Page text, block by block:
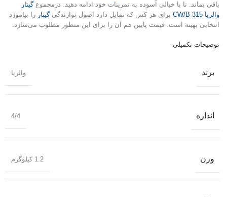
باقی بماند. تا با خیالی آسوده به تمرینات خود ادامه دهید. درمجموعگیتار
والریا 315 CW/B
برای هر کس که تمایل دارد اصول نوازندگیگیتار را بیاموزد
انتخابی بهینه است. قیمت پایین هم آن را برای این منظور مطلوب می‌سازد.
توضیحات تکمیلی
برند والریا
اندازه 4/4
وزن 1.2 کیلوگرم